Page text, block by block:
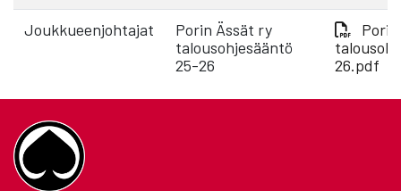
Joukkueenjohtajat
Porin Ässät ry
talousohjesääntö
25-26
26.pdf